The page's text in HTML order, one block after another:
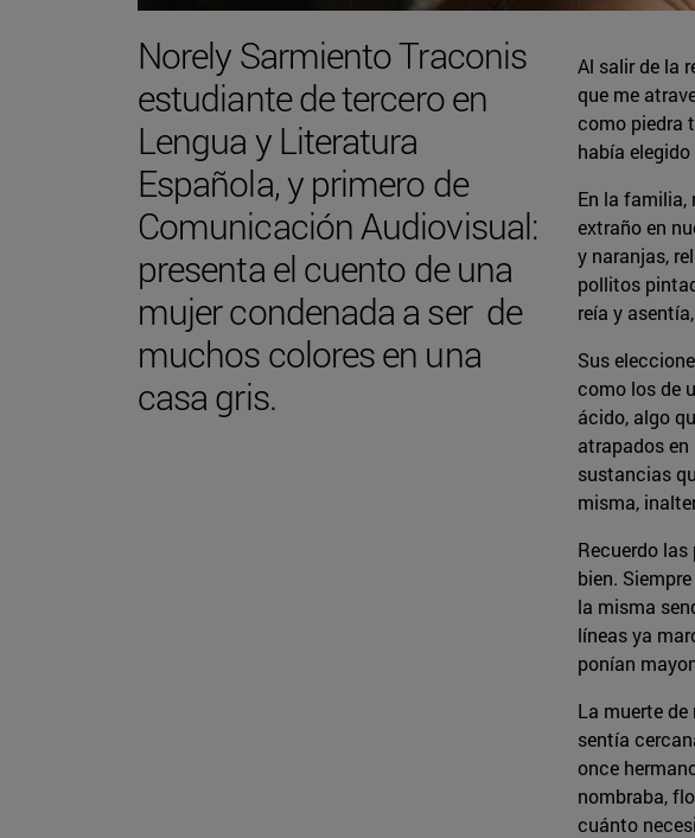
Norely Sarmiento Traconis
estudiante de tercero en
Lengua y Literatura
Española, y primero de
Comunicación Audiovisual:
presenta el cuento de una
mujer condenada a ser de
muchos colores en una
casa gris.
Al salir de la
que me
como piedra
había
En la familia,
extraño en
y naranjas,
pollitos
reía y
Sus
como los de
ácido, algo
atrapados
sustancias
misma,
Recuerdo
bien.
la misma
líneas ya
ponían
La muerte
sentía
once
nombraba,
cuánto